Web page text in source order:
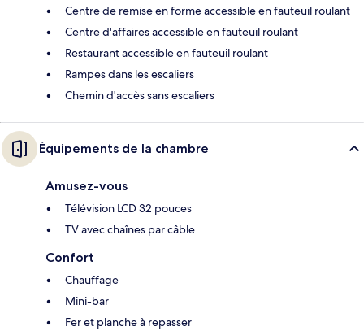
Centre de remise en forme accessible en fauteuil roulant
Centre d'affaires accessible en fauteuil roulant
Restaurant accessible en fauteuil roulant
Rampes dans les escaliers
Chemin d'accès sans escaliers
Équipements de la chambre
Amusez-vous
Télévision LCD 32 pouces
TV avec chaînes par câble
Confort
Chauffage
Mini-bar
Fer et planche à repasser